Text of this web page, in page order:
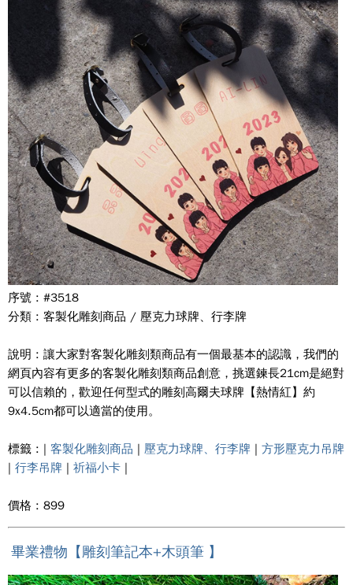
序號 : #3518
分類 : 客製化雕刻商品 / 壓克力球牌、行李牌
說明 : 讓大家對客製化雕刻類商品有一個最基本的認識，我們的
網頁內容有更多的客製化雕刻類商品創意，挑選鍊長21cm是絕對
可以信賴的，歡迎任何型式的雕刻高爾夫球牌【熱情紅】約
9x4.5cm都可以適當的使用。
標籤 : | 客製化雕刻商品 | 壓克力球牌、行李牌 | 方形壓克力吊牌
| 行李吊牌 | 祈福小卡 |
價格 : 899
畢業禮物【雕刻筆記本+木頭筆 】